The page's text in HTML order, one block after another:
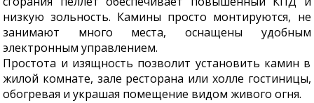
низкую зольность. Камины просто монтируются, не
занимают много места, оснащены удобным
электронным управлением.
Простота и изящность позволит установить камин в
жилой комнате, зале ресторана или холле гостиницы,
обогревая и украшая помещение видом живого огня.